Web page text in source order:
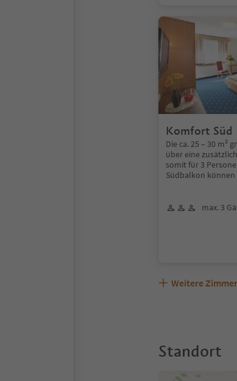
Komfort Süd
Die ca. 25 – 30 m²
über eine
somit für 3
Südbalkon können
max. 3
Weitere
Standort